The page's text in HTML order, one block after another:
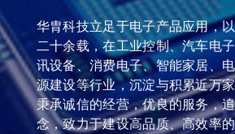
华胄科技立足于电子产品应用，
二十余载，在工业控制、汽车电
讯设备、消费电子、智能家居、
源建设等行业，沉淀与积累近万
秉承诚信的经营，优良的服务，
念，致力于建设高品质、高效率